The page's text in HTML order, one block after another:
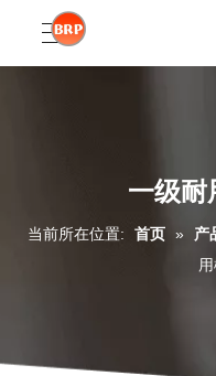
一级耐
当前所在位置: 首页 » 产